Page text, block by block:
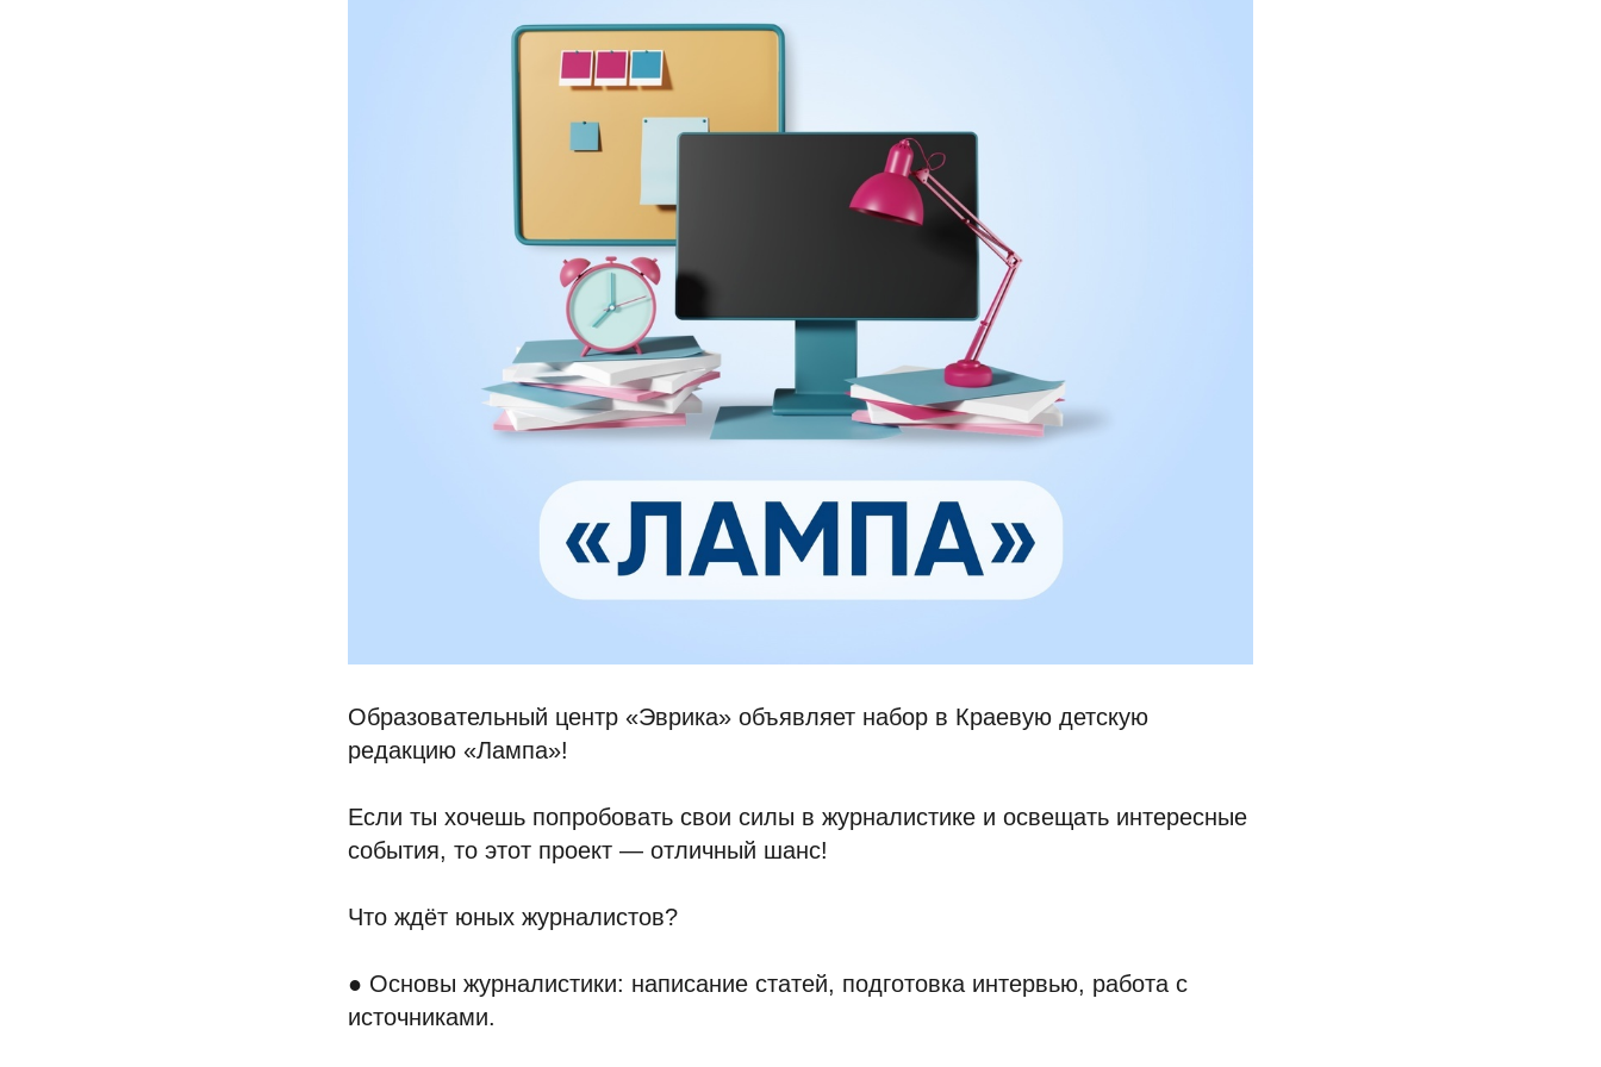
Образовательный центр «Эврика» объявляет набор в Краевую детскую
редакцию «Лампа»!
Если ты хочешь попробовать свои силы в журналистике и освещать интересные
события, то этот проект — отличный шанс!
Что ждёт юных журналистов?
● Основы журналистики: написание статей, подготовка интервью, работа с
источниками.